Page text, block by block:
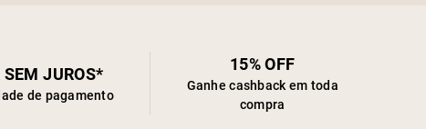
SEM JUROS*
de pagamento
15% OFF
Ganhe cashback em toda
compra